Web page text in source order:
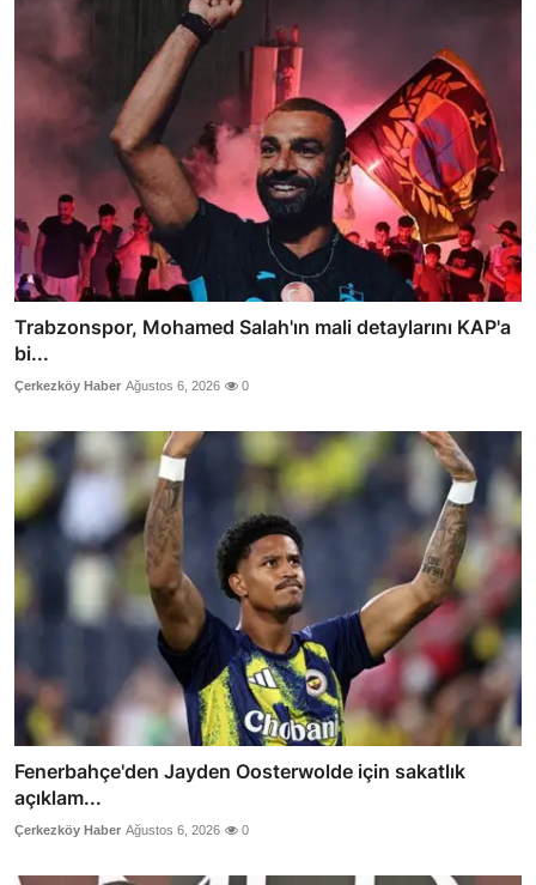
Trabzonspor, Mohamed Salah'ın mali detaylarını KAP'a
bi...
Çerkezköy Haber Ağustos 6, 2026 0
Fenerbahçe'den Jayden Oosterwolde için sakatlık
açıklam...
Çerkezköy Haber Ağustos 6, 2026 0